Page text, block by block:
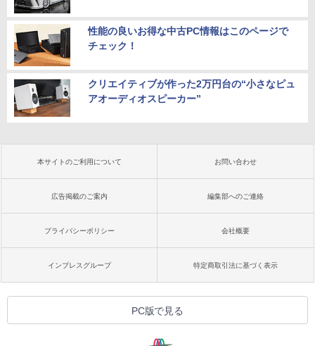
性能の良いお得な中古PC情報はこのページで
チェック！
クリエイティブが作った2万円台の“小さなピュ
アオーディオスピーカー”
本サイトのご利用について お問い合わせ
広告掲載のご案内 編集部へのご連絡
プライバシーポリシー 会社概要
インプレスグループ 特定商取引法に基づく表示
PC版で見る